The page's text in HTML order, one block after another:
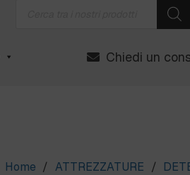
Chiedi un
Home / ATTREZZATURE /